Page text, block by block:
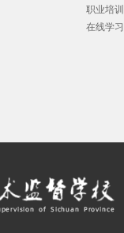
职业培训
在线学习